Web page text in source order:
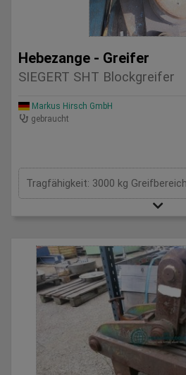
Hebezange - Greifer
SIEGERT SHT Blockgreifer
Markus Hirsch GmbH
gebraucht